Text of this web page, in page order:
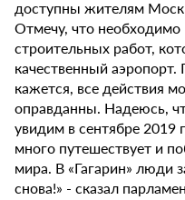
доступны жителям
Отмечу, что необходимо
строительных работ,
качественный
кажется, все действия
оправданны. Надеюсь,
увидим в сентябре 2019
много путешествует и
мира. В «Гагарин» люди
снова!» - сказал